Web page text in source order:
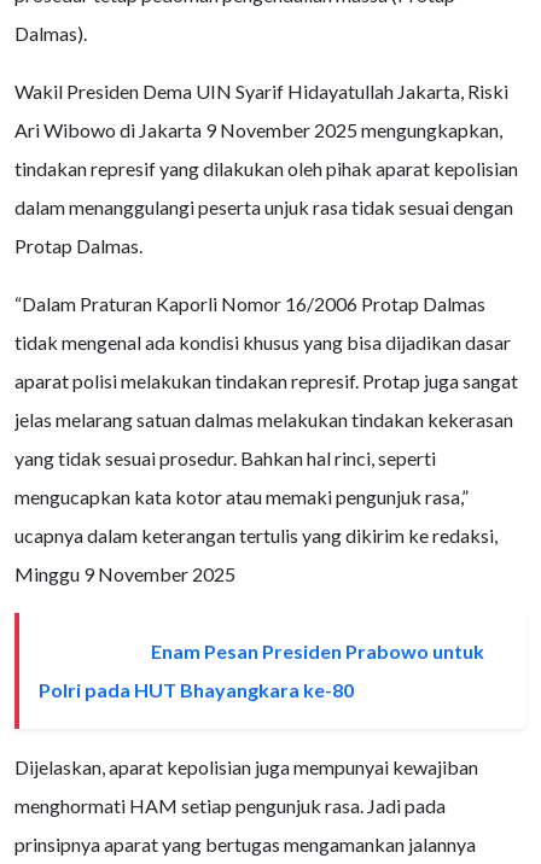
Dalmas).
Wakil Presiden Dema UIN Syarif Hidayatullah Jakarta, Riski
Ari Wibowo di Jakarta 9 November 2025 mengungkapkan,
tindakan represif yang dilakukan oleh pihak aparat kepolisian
dalam menanggulangi peserta unjuk rasa tidak sesuai dengan
Protap Dalmas.
“Dalam Praturan Kaporli Nomor 16/2006 Protap Dalmas
tidak mengenal ada kondisi khusus yang bisa dijadikan dasar
aparat polisi melakukan tindakan represif. Protap juga sangat
jelas melarang satuan dalmas melakukan tindakan kekerasan
yang tidak sesuai prosedur. Bahkan hal rinci, seperti
mengucapkan kata kotor atau memaki pengunjuk rasa,”
ucapnya dalam keterangan tertulis yang dikirim ke redaksi,
Minggu 9 November 2025
Enam Pesan Presiden Prabowo untuk
Polri pada HUT Bhayangkara ke-80
Dijelaskan, aparat kepolisian juga mempunyai kewajiban
menghormati HAM setiap pengunjuk rasa. Jadi pada
prinsipnya aparat yang bertugas mengamankan jalannya